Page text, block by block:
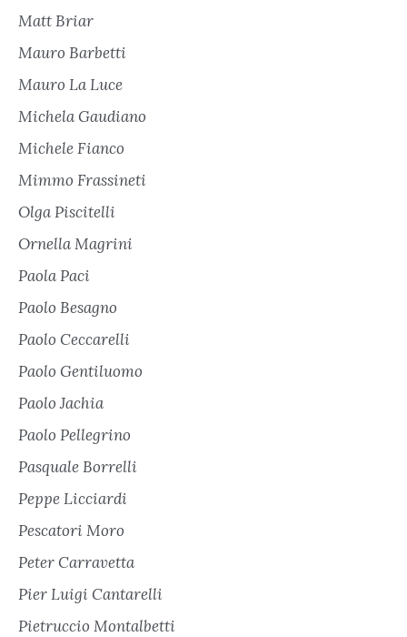
Matt Briar
Mauro Barbetti
Mauro La Luce
Michela Gaudiano
Michele Fianco
Mimmo Frassineti
Olga Piscitelli
Ornella Magrini
Paola Paci
Paolo Besagno
Paolo Ceccarelli
Paolo Gentiluomo
Paolo Jachia
Paolo Pellegrino
Pasquale Borrelli
Peppe Licciardi
Pescatori Moro
Peter Carravetta
Pier Luigi Cantarelli
Pietruccio Montalbetti